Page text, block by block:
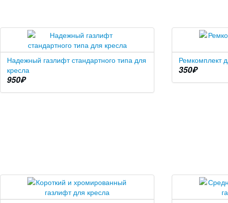
Надежный газлифт стандартного типа для
кресла
950₽
Ремкомплект
350₽